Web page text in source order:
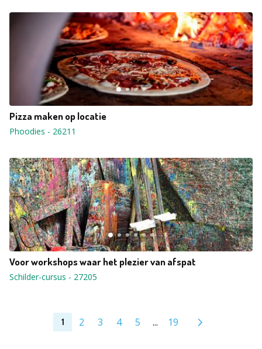
Pizza maken op locatie
Phoodies - 26211
Voor workshops waar het plezier van afspat
Schilder-cursus - 27205
1 2 3 4 5 ... 19